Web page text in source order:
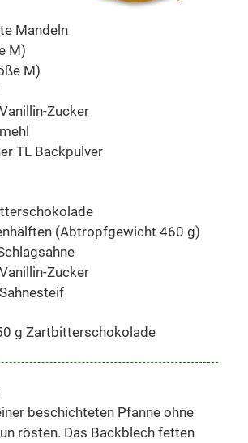
Mandeln
M)
M)
Zucker
TL Backpulver
(Abtropfgewicht 460 g)
Zucker
g Zartbitterschokolade
beschichteten Pfanne ohne
rösten. Das Backblech fetten